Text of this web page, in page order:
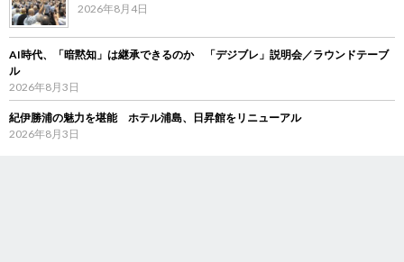
2026年8月4日
AI時代、「暗黙知」は継承できるのか 「デジブレ」説明会／ラウンドテーブ
ル
2026年8月3日
紀伊勝浦の魅力を堪能 ホテル浦島、日昇館をリニューアル
2026年8月3日